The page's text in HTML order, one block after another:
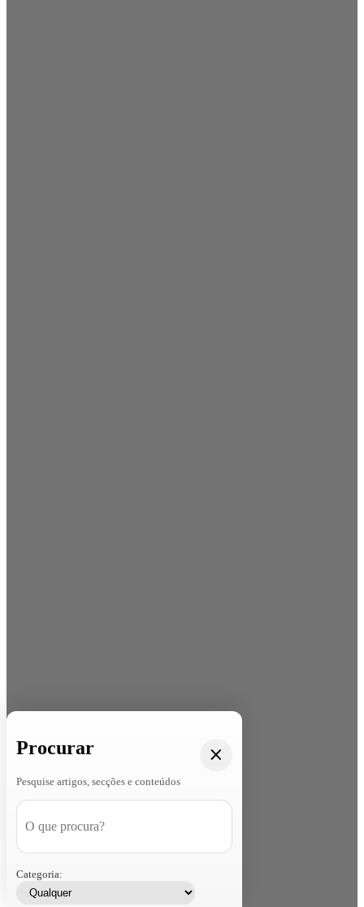
Procurar
Pesquise artigos, secções e conteúdos
Categoria: